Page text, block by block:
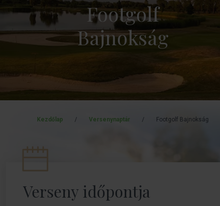
Footgolf
Bajnokság
Kezdőlap / Versenynaptár / Footgolf Bajnokság
Verseny időpontja